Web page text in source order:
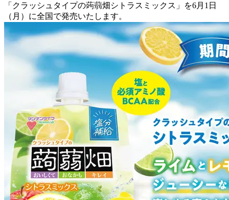
「クラッシュタイプの蒟蒻畑シトラスミックス」を6月1日
（月）に全国で発売いたします。